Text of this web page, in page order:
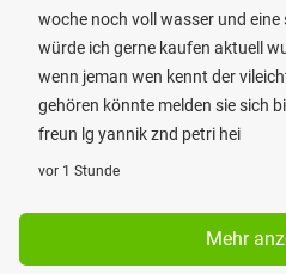
woche noch voll wasser und
würde ich gerne kaufen aktuell
wenn jeman wen kennt der
gehören könnte melden sie sich
freun lg yannik znd petri hei
vor 1 Stunde
Mehr